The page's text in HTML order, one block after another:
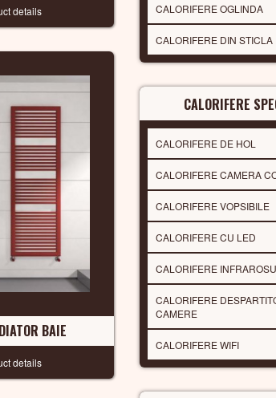
details
BAIE
details
CALORIFERE OGLINDA
CALORIFERE DIN STICLA
CALORIFERE
CALORIFERE DE HOL
CALORIFERE CAMERA
CALORIFERE VOPSIBILE
CALORIFERE CU LED
CALORIFERE INFRAROSU
CALORIFERE
CAMERE
CALORIFERE WIFI